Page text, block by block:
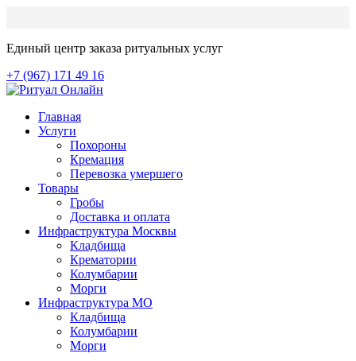
Единый центр заказа ритуальных услуг
+7 (967) 171 49 16
Главная
Услуги
Похороны
Кремация
Перевозка умершего
Товары
Гробы
Доставка и оплата
Инфраструктура Москвы
Кладбища
Крематории
Колумбарии
Морги
Инфраструктура МО
Кладбища
Колумбарии
Морги